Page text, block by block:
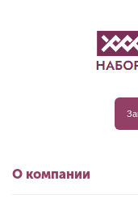
О компании